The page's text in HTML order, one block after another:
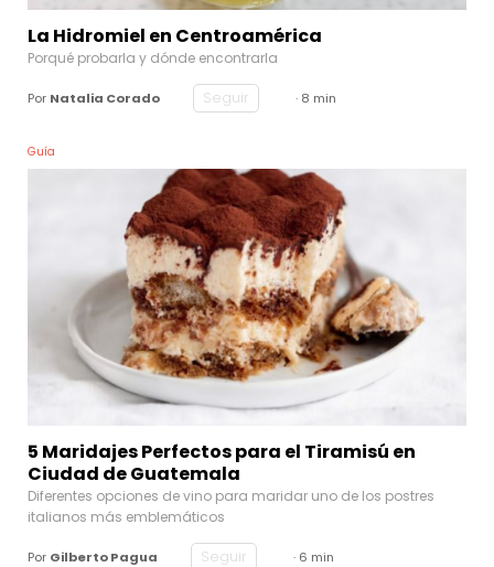
La Hidromiel en Centroamérica
Porqué probarla y dónde encontrarla
Por Natalia Corado Seguir · 8 min
Guía
5 Maridajes Perfectos para el Tiramisú en
Ciudad de Guatemala
Diferentes opciones de vino para maridar uno de los postres
italianos más emblemáticos
Por Gilberto Pagua Seguir · 6 min